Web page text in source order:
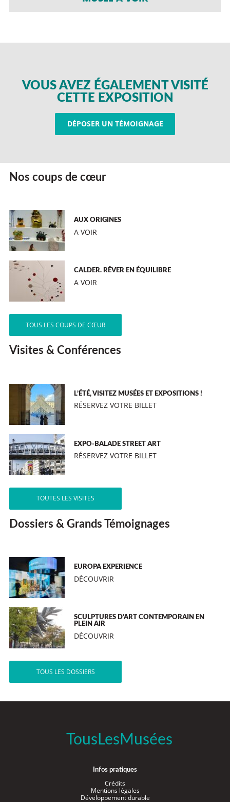
VOUS AVEZ ÉGALEMENT VISITÉ
CETTE EXPOSITION
DÉPOSER UN TÉMOIGNAGE
Nos coups de cœur
AUX ORIGINES
A VOIR
CALDER. RÊVER EN ÉQUILIBRE
A VOIR
TOUS LES COUPS DE CŒUR
Visites & Conférences
L’ÉTÉ, VISITEZ MUSÉES ET EXPOSITIONS !
RÉSERVEZ VOTRE BILLET
EXPO-BALADE STREET ART
RÉSERVEZ VOTRE BILLET
TOUTES LES VISITES
Dossiers & Grands Témoignages
EUROPA EXPERIENCE
DÉCOUVRIR
SCULPTURES D’ART CONTEMPORAIN EN
PLEIN AIR
DÉCOUVRIR
TOUS LES DOSSIERS
TousLesMusées
Infos pratiques
Crédits
Mentions légales
Développement durable